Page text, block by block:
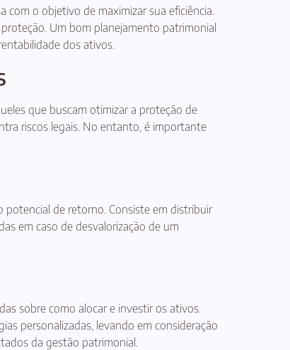
o objetivo de maximizar sua eficiência.
Um bom planejamento patrimonial
dos ativos.
que buscam otimizar a proteção de
riscos legais. No entanto, é importante
de retorno. Consiste em distribuir
em caso de desvalorização de um
sobre como alocar e investir os ativos.
personalizadas, levando em consideração
da gestão patrimonial.